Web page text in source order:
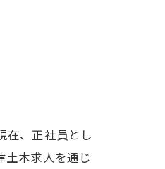
在、正社員とし
土木求人を通じ